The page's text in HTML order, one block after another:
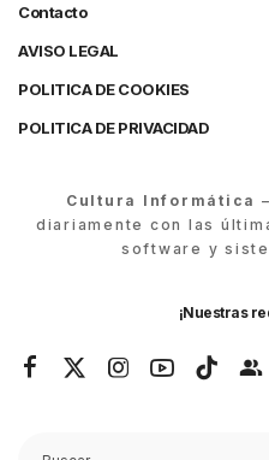
Contacto
AVISO LEGAL
POLITICA DE COOKIES
POLITICA DE PRIVACIDAD
Cultura Informática
diariamente con las
software y
¡Nuestras